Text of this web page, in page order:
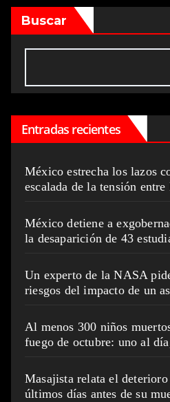
Buscar
Entradas recientes
México estrecha los lazos
escalada de la tensión
México detiene a
la desaparición de 43
Un experto de la NASA
riesgos del impacto de un
Al menos 300 niños
fuego de octubre: uno al
Masajista relata el
últimos días antes de su